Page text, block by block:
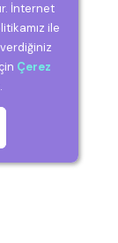
İnternet
ile
Çerez